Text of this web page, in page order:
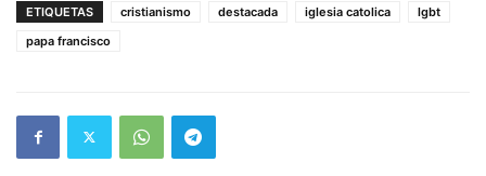
ETIQUETAS cristianismo destacada iglesia catolica
lgbt
papa francisco